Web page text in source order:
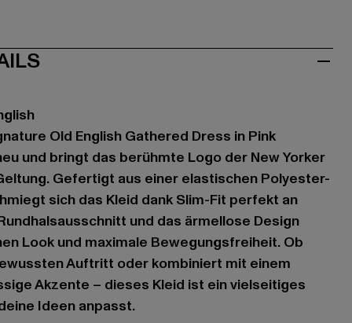
Old English Gathered Dress in Pink
und bringt das berühmte Logo der New Yorker
Gefertigt aus einer elastischen Polyester-
sich das Kleid dank Slim-Fit perfekt an
und das ärmellose Design
Look und maximale Bewegungsfreiheit. Ob
Auftritt oder kombiniert mit einem
Akzente – dieses Kleid ist ein vielseitiges
Ideen anpasst.